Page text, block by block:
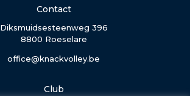
Contact
Diksmuidsesteenweg 396
8800 Roeselare
office@knackvolley.be
Club